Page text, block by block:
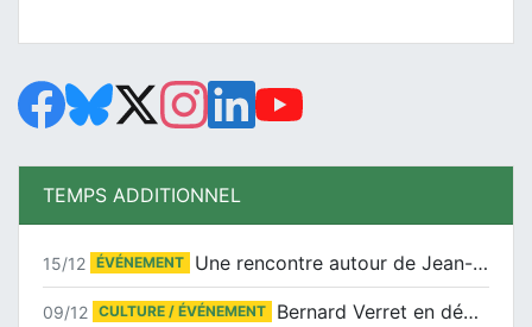
TEMPS ADDITIONNEL
15/12 ÉVÉNEMENT Une rencontre autour de Jean-Claude Suaudeau
09/12 CULTURE / ÉVÉNEMENT Bernard Verret en dédicaces le samedi 13 décembre à l’Espace Culturel Atlantis